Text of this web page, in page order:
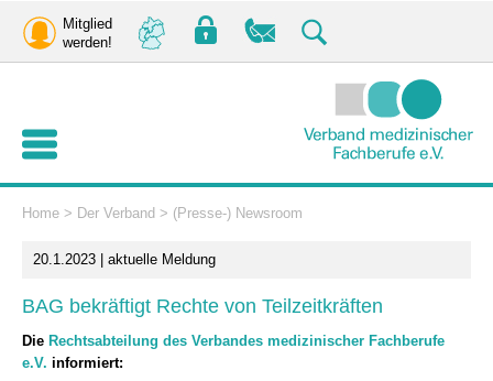
Mitglied
werden!
Home > Der Verband > (Presse-) Newsroom
20.1.2023 | aktuelle Meldung
BAG bekräftigt Rechte von Teilzeitkräften
Die Rechtsabteilung des Verbandes medizinischer Fachberufe
e.V. informiert: